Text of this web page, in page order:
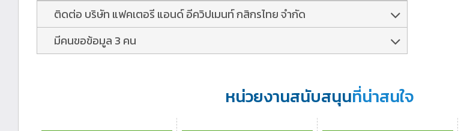
ติดต่อ บริษัท แฟคเตอรี แอนด์ อีควิปเมนท์ กสิกรไทย จำกัด
มีคนขอข้อมูล 3 คน
หน่วยงานสนับสนุนที่น่าสนใจ